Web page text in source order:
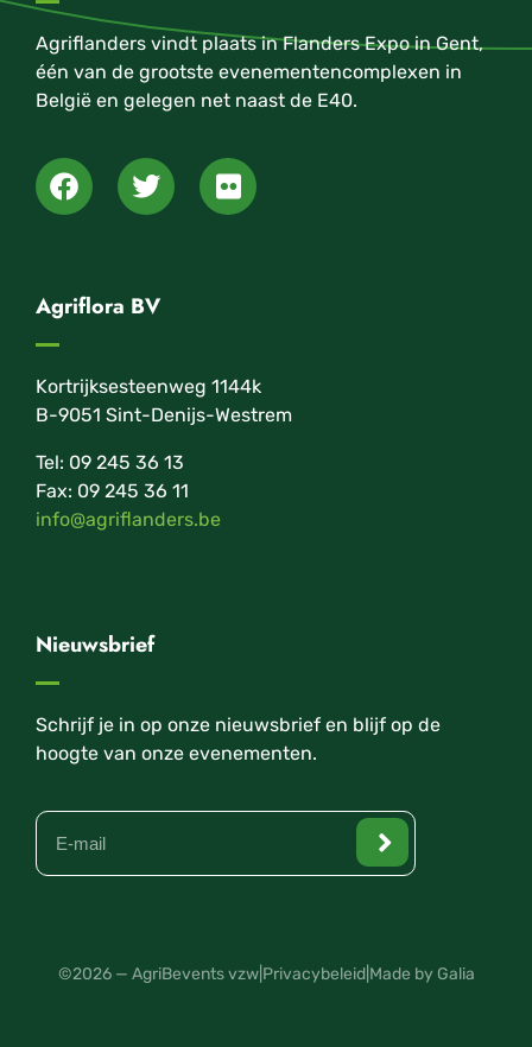
Agriflanders vindt plaats in Flanders Expo in Gent,
één van de grootste evenementencomplexen in
België en gelegen net naast de E40.
Agriflora BV
Kortrijksesteenweg 1144k
B-9051 Sint-Denijs-Westrem
Tel: 09 245 36 13
Fax: 09 245 36 11
info@agriflanders.be
Nieuwsbrief
Schrijf je in op onze nieuwsbrief en blijf op de
hoogte van onze evenementen.
©2026 — AgriBevents vzw| Privacybeleid| Made by Galia